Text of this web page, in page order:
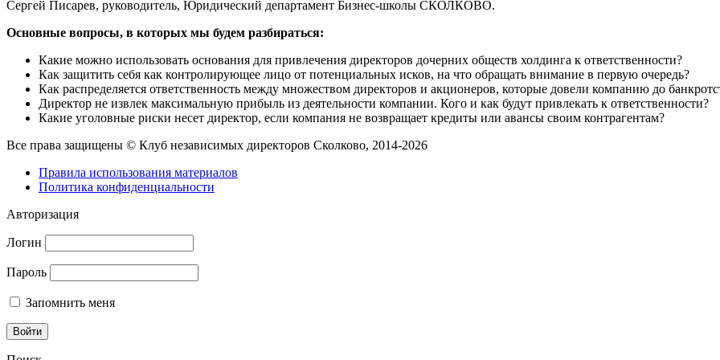
Сергей Писарев, руководитель, Юридический департамент Бизнес-школы СКОЛКОВО.
Основные вопросы, в которых мы будем разбираться:
Какие можно использовать основания для привлечения директоров дочерних обществ холдинга к ответственности?
Как защитить себя как контролирующее лицо от потенциальных исков, на что обращать внимание в первую очередь?
Как распределяется ответственность между множеством директоров и акционеров, которые довели компанию до
Директор не извлек максимальную прибыль из деятельности компании. Кого и как будут привлекать к ответственности?
Какие уголовные риски несет директор, если компания не возвращает кредиты или авансы своим контрагентам?
Все права защищены © Клуб независимых директоров Сколково, 2014-2026
Правила использования материалов
Политика конфиденциальности
Авторизация
Логин
Пароль
Запомнить меня